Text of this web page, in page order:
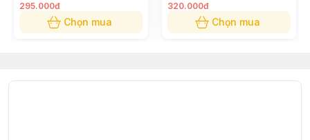
Shop nhận ship COD toàn quốc thời gian khoảng từ 1 –
295.000đ
Chọn mua
320.000đ
Chọn mua